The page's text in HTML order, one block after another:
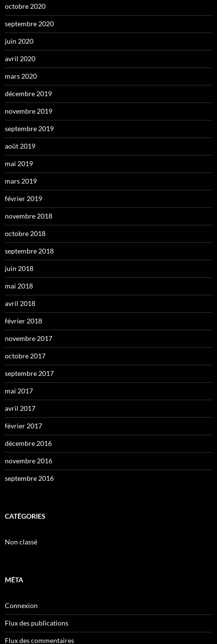
octobre 2020
septembre 2020
juin 2020
avril 2020
mars 2020
décembre 2019
novembre 2019
septembre 2019
août 2019
mai 2019
mars 2019
février 2019
novembre 2018
octobre 2018
septembre 2018
juin 2018
mai 2018
avril 2018
février 2018
novembre 2017
octobre 2017
septembre 2017
mai 2017
avril 2017
février 2017
décembre 2016
novembre 2016
septembre 2016
CATÉGORIES
Non classé
MÉTA
Connexion
Flux des publications
Flux des commentaires